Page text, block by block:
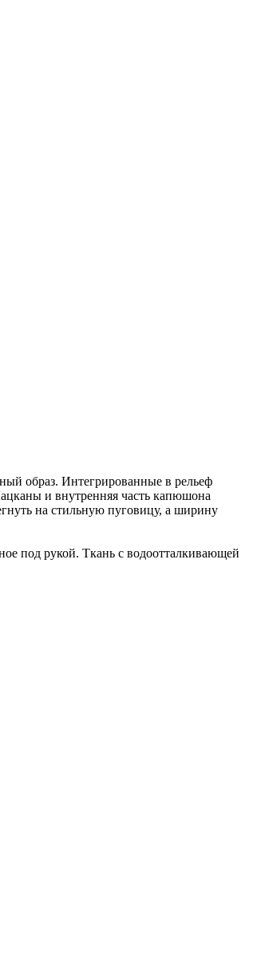
образ. Интегрированные в рельеф
и внутренняя часть капюшона
на стильную пуговицу, а ширину
под рукой. Ткань с водоотталкивающей